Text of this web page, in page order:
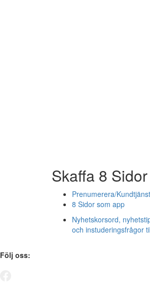
Skaffa 8 Sidor
Prenumerera/Kundtjänst
8 Sidor som app
Nyhetskorsord,
och instuderingsfrågor
Följ oss: